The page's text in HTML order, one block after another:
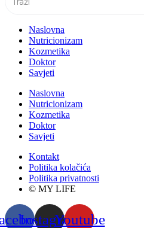
Naslovna
Nutricionizam
Kozmetika
Doktor
Savjeti
Naslovna
Nutricionizam
Kozmetika
Doktor
Savjeti
Kontakt
Politika kolačića
Politika privatnosti
© MY LIFE
InstagramYoutube